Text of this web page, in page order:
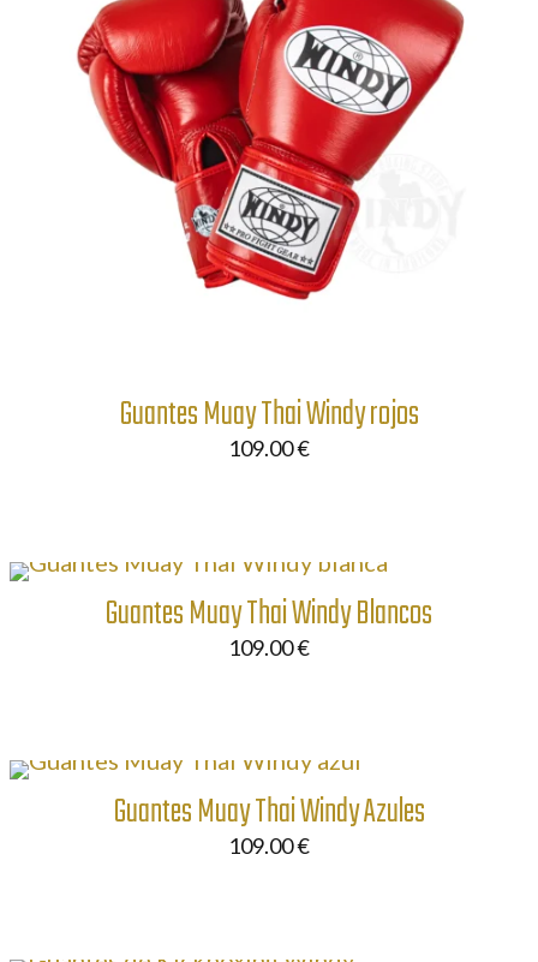
Guantes Muay Thai Windy rojos
109.00€
Guantes Muay Thai Windy Blancos
109.00€
Guantes Muay Thai Windy Azules
109.00€